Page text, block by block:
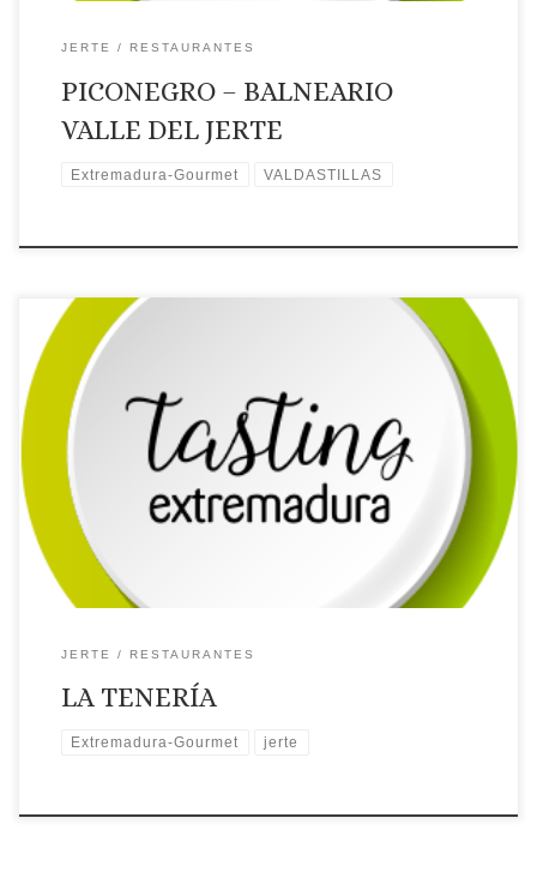
JERTE RESTAURANTES
PICONEGRO – BALNEARIO
VALLE DEL JERTE
Extremadura-Gourmet VALDASTILLAS
Licencia: R-CC-00848
Comarca turística: JERTE
Localidad: Jerte
Dirección: Calle del Puente, s/n
Página
web: Web ✉Correo Electrónico: Contactar por correo
electrónico
Teléfono: Teléfono: 927 173 662
Recomendaciones: Gastroexperiencias. Extremadura Gourmet.
🗺Ubicación
JERTE RESTAURANTES
LA TENERÍA
Extremadura-Gourmet jerte